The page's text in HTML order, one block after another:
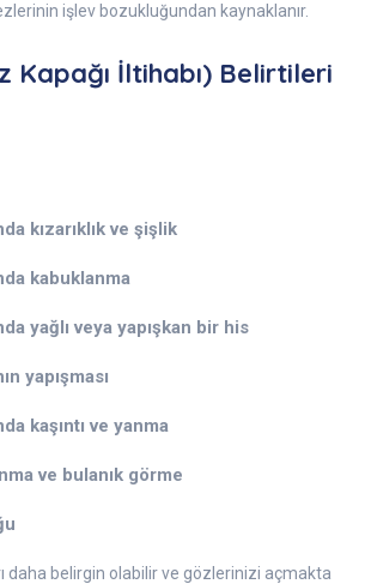
işlev bozukluğundan kaynaklanır.
Kapağı İltihabı) Belirtileri
kızarıklık ve şişlik
kabuklanma
yağlı veya yapışkan bir his
yapışması
kaşıntı ve yanma
ve bulanık görme
daha belirgin olabilir ve gözlerinizi açmakta